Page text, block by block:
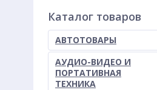
Каталог товаров
АВТОТОВАРЫ
АУДИО-ВИДЕО И
ПОРТАТИВНАЯ
ТЕХНИКА